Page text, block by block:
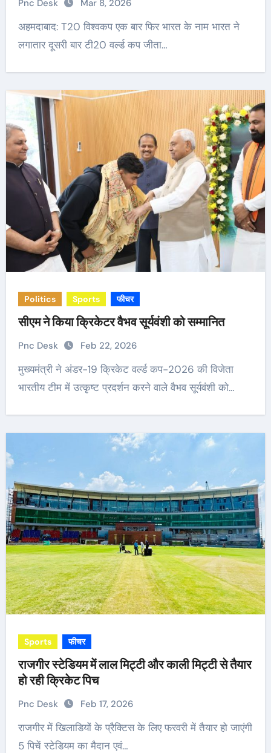
Pnc Desk Mar 8, 2026
अहमदाबाद: T20 विश्वकप एक बार फिर भारत के नाम भारत ने
लगातार दूसरी बार टी20 वर्ल्ड कप जीता…
Politics Sports फीचर
सीएम ने किया क्रिकेटर वैभव सूर्यवंशी को सम्मानित
Pnc Desk Feb 22, 2026
मुख्यमंत्री ने अंडर-19 क्रिकेट वर्ल्ड कप-2026 की विजेता
भारतीय टीम में उत्कृष्ट प्रदर्शन करने वाले वैभव सूर्यवंशी को…
Sports फीचर
राजगीर स्टेडियम में लाल मिट्टी और काली मिट्टी से तैयार
हो रही क्रिकेट पिच
Pnc Desk Feb 17, 2026
राजगीर में खिलाडियों के प्रैक्टिस के लिए फरवरी में तैयार हो जाएंगी
5 पिचें स्टेडियम का मैदान एवं…